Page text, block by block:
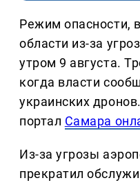
Режим опасности,
области из-за
утром 9 августа.
когда власти
украинских
портал Самара
Из-за угрозы
прекратил